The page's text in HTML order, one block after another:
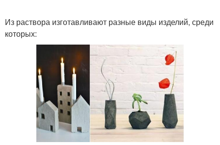
Из раствора изготавливают разные виды изделий, среди
которых: